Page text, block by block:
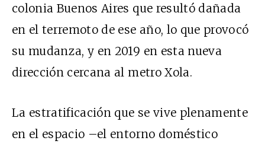
colonia Buenos Aires que resultó dañada
en el terremoto de ese año, lo que provocó
su mudanza, y en 2019 en esta nueva
dirección cercana al metro Xola.
La estratificación que se vive plenamente
en el espacio –el entorno doméstico